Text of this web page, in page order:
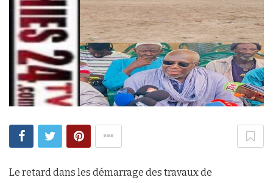
Le retard dans les démarrage des travaux de